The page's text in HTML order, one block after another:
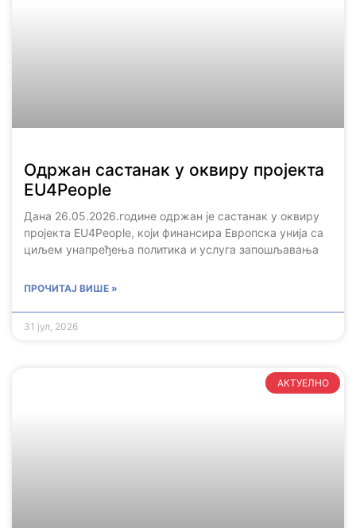
Одржан састанак у оквиру пројекта
EU4People
Дана 26.05.2026.године одржан је састанак у оквиру
пројекта EU4People, који финансира Европска унија са
циљем унапређења политика и услуга запошљавања
ПРОЧИТАЈ ВИШЕ »
31 јул, 2026
АКТУЕЛНО